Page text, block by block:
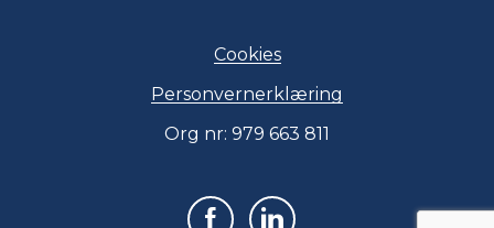
Cookies
Personvernerklæring
Org nr: 979 663 811